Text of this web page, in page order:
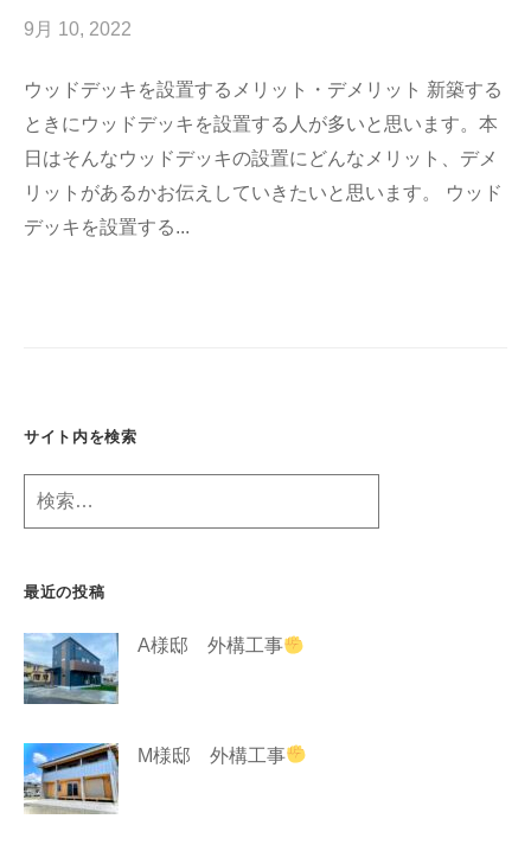
9月 10, 2022
k
e
i
-
b
ウッドデッキを設置するメリット・デメリット 新築する
ときにウッドデッキを設置する人が多いと思います。本
日はそんなウッドデッキの設置にどんなメリット、デメ
リットがあるかお伝えしていきたいと思います。 ウッド
デッキを設置する...
サイト内を検索
検
索:
最近の投稿
A様邸 外構工事
M様邸 外構工事